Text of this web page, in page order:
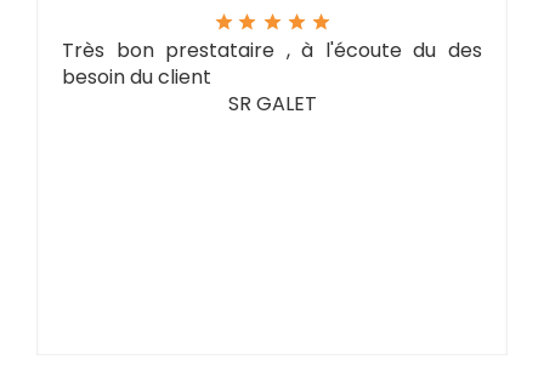
Très bon prestataire , à l'écoute du des
besoin du client
SR GALET